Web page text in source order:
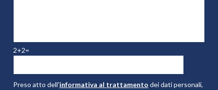
2+2=
Preso atto dell'informativa al trattamento dei dati personali,